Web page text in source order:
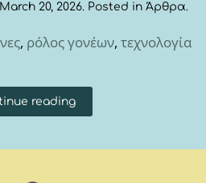
March 20, 2026. Posted in Άρθρα.
, ρόλος γονέων, τεχνολογία
reading